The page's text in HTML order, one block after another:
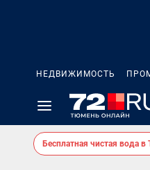
НЕДВИЖИМОСТЬ
Бесплатная чистая вода